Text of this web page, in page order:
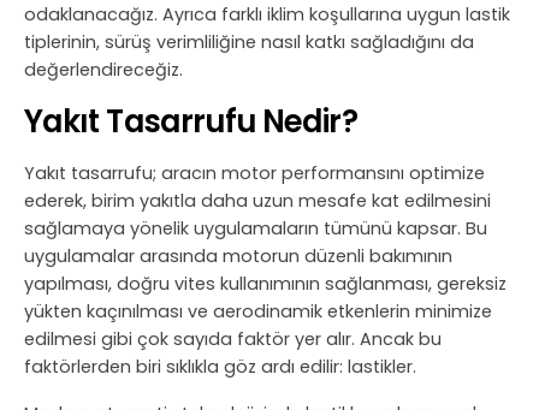
odaklanacağız. Ayrıca farklı iklim koşullarına uygun lastik
tiplerinin, sürüş verimliliğine nasıl katkı sağladığını da
değerlendireceğiz.
Yakıt Tasarrufu Nedir?
Yakıt tasarrufu; aracın motor performansını optimize
ederek, birim yakıtla daha uzun mesafe kat edilmesini
sağlamaya yönelik uygulamaların tümünü kapsar. Bu
uygulamalar arasında motorun düzenli bakımının
yapılması, doğru vites kullanımının sağlanması, gereksiz
yükten kaçınılması ve aerodinamik etkenlerin minimize
edilmesi gibi çok sayıda faktör yer alır. Ancak bu
faktörlerden biri sıklıkla göz ardı edilir: lastikler.